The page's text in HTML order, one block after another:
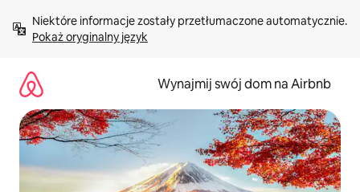
treści Pokaż oryginalny język
Wynajmij swój dom na Airbnb